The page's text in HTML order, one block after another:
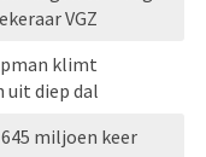
VGZ
klimt
uit diep dal
miljoen keer